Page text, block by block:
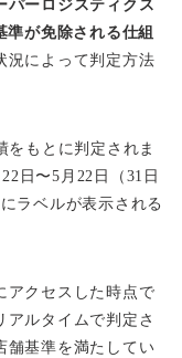
パーロジスティクス
準が免除される仕組
況によって判定方法
をもとに判定されま
日〜5月22日（31日
ラベルが表示される
アクセスした時点で
アルタイムで判定さ
舗基準を満たしてい